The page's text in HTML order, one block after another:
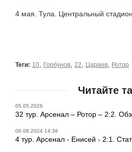
4 мая. Тула. Центральный стадион.
Теги: 10 Горбунов 22 Цараев Ротор
Читайте
05.05.2026
32 тур. Арсенал – Ротор – 2:2.
06.08.2024 14:36
4 тур. Арсенал - Енисей - 2:1.